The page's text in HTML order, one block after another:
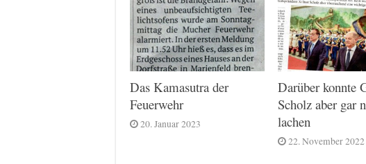
Das Kamasutra der
Feuerwehr
20. Januar 2023
Darüber konnte
Scholz aber gar
lachen
22. November 2022